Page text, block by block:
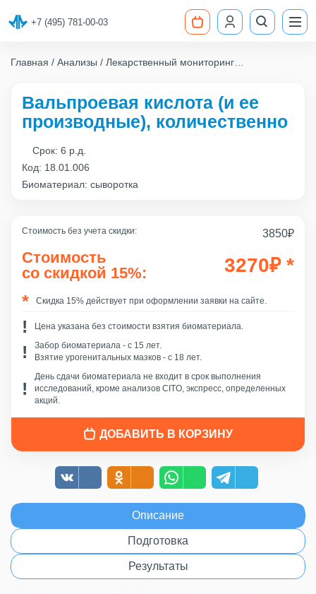
+7 (495) 781-00-03
Главная Анализы
Лекарственный мониторинг
Стоимость без учета скидки: 3850₽
Стоимость
со скидкой 15%:
3270₽ *
Скидка 15% действует при оформлении заявки на сайте.
Цена указана без стоимости взятия биоматериала.
Забор биоматериала - c 15 лет.
Взятие урогенитальных мазков - с 18 лет.
День сдачи биоматериала не входит в срок выполнения
исследований, кроме анализов CITO, экспресс, определенных
акций.
ДОБАВИТЬ В КОРЗИНУ
Вальпроевая кислота (и ее
производные), количественно
Срок: 6 р.д.
Код: 18.01.006
Биоматериал: сыворотка
Описание
Подготовка
Результаты